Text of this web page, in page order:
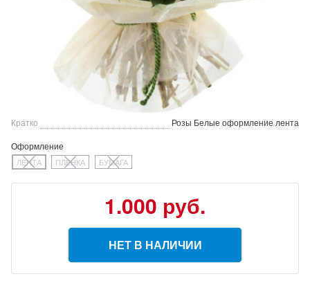
Кратко
Розы Белые оформление лента
Оформление
ЛЕНТА ПЛЕНКА БУМАГА
1.000 руб.
НЕТ В НАЛИЧИИ